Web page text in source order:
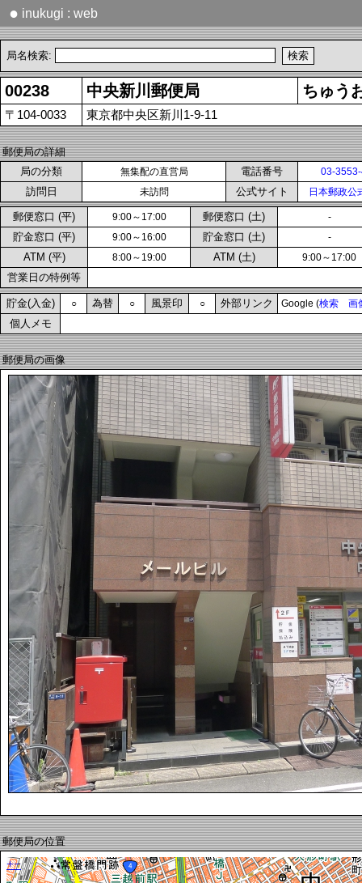
● inukugi : web
局名検索:
00238 中央新川郵便局 ちゅう
〒104-0033 東京都中央区新川1-9-11
郵便局の詳細
局の分類
無集配の直営局 電話番号 03-
訪問日 未訪問 公式サイト 日本郵政公
郵便窓口 (平) 9:00～17:00 郵便窓口 (土) -
貯金窓口 (平) 9:00～16:00 貯金窓口 (土) -
ATM (平) 8:00～19:00 ATM (土) 9:00～17:00
営業日の特例等
貯金(入金) ○ 為替 ○ 風景印 ○ 外部リンク Google (検索 画
個人メモ
郵便局の画像
郵便局の位置